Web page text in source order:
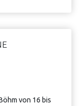
von 16 bis